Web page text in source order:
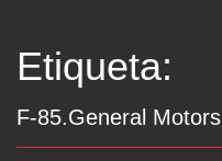
Etiqueta:
F-85.General Motors